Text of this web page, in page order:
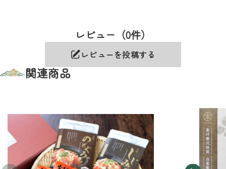
レビュー（0件）
レビューを投稿する
関連商品